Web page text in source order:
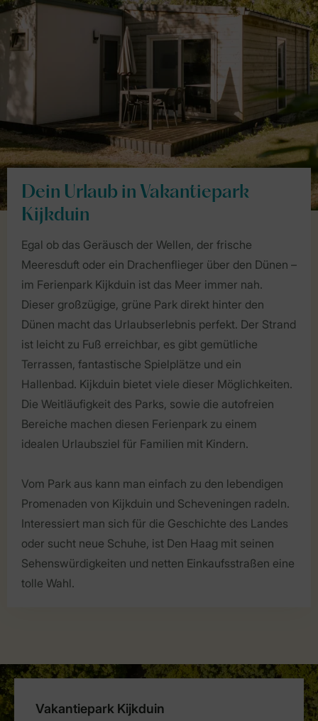
Dein Urlaub in Vakantiepark
Kijkduin
Egal ob das Geräusch der Wellen, der frische
Meeresduft oder ein Drachenflieger über den Dünen –
im Ferienpark Kijkduin ist das Meer immer nah.
Dieser großzügige, grüne Park direkt hinter den
Dünen macht das Urlaubserlebnis perfekt. Der Strand
ist leicht zu Fuß erreichbar, es gibt gemütliche
Terrassen, fantastische Spielplätze und ein
Hallenbad. Kijkduin bietet viele dieser Möglichkeiten.
Die Weitläufigkeit des Parks, sowie die autofreien
Bereiche machen diesen Ferienpark zu einem
idealen Urlaubsziel für Familien mit Kindern.
Vom Park aus kann man einfach zu den lebendigen
Promenaden von Kijkduin und Scheveningen radeln.
Interessiert man sich für die Geschichte des Landes
oder sucht neue Schuhe, ist Den Haag mit seinen
Sehenswürdigkeiten und netten Einkaufsstraßen eine
tolle Wahl.